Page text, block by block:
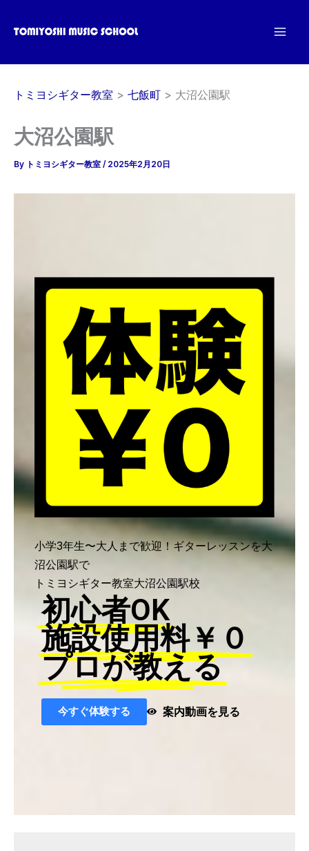
ス
トミヨシギター教室 七飯町 大沼公園駅
大沼公園駅
By トミヨシギター教室 / 2025年2月20日
小学3年生〜大人まで歓迎！ギターレッスンを大
沼公園駅で
トミヨシギター教室大沼公園駅校
初心者OK
施設使用料￥０
プロが教える
今すぐ体験する 案内動画を見る